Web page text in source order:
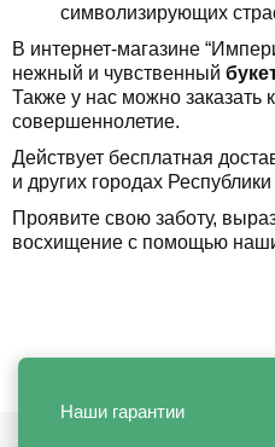
символизирующих
В интернет-магазине
нежный и чувственный
Также у нас можно заказать
совершеннолетие.
Действует бесплатная
и других городах
Проявите свою заботу,
восхищение с помощью
Наши гарантии